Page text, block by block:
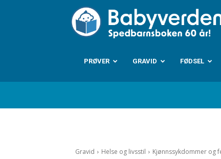
PRØVER GRAVID FØDSEL
Gravid Helse og livsstil Kjønnssykdommer og